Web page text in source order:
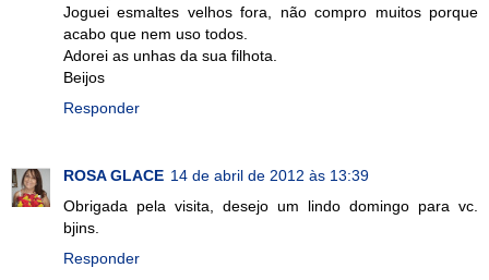
Joguei esmaltes velhos fora, não compro muitos porque
acabo que nem uso todos.
Adorei as unhas da sua filhota.
Beijos
Responder
ROSA GLACE 14 de abril de 2012 às 13:39
Obrigada pela visita, desejo um lindo domingo para vc.
bjins.
Responder